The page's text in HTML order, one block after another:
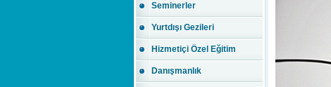
Seminerler
Yurtdışı Gezileri
Hizmetiçi Özel Eğitim
Danışmanlık